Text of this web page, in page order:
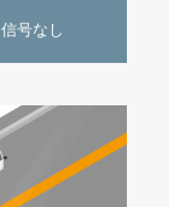
信号なし